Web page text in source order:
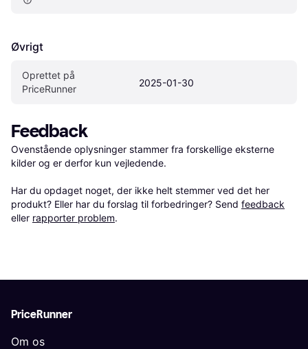
Øvrigt
Oprettet på
PriceRunner
2025-01-30
Feedback
Ovenstående oplysninger stammer fra forskellige eksterne
kilder og er derfor kun vejledende.
Har du opdaget noget, der ikke helt stemmer ved det her
produkt? Eller har du forslag til forbedringer? Send feedback
eller rapporter problem.
PriceRunner
Om os